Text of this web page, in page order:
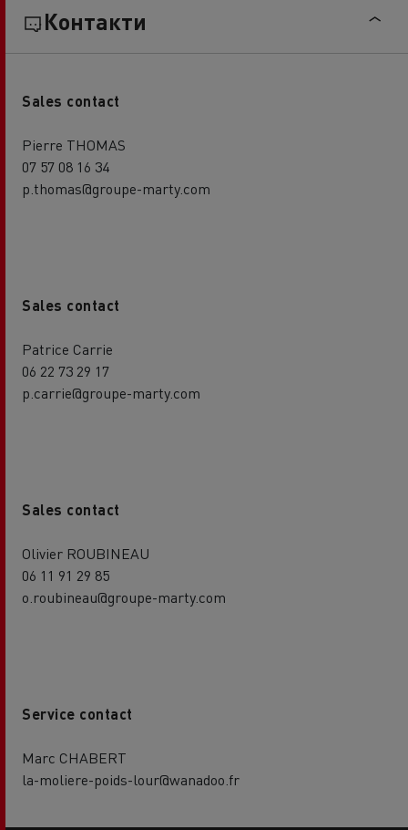
Контакти
Sales contact
Pierre THOMAS
07 57 08 16 34
p.thomas@groupe-marty.com
Sales contact
Patrice Carrie
06 22 73 29 17
p.carrie@groupe-marty.com
Sales contact
Olivier ROUBINEAU
06 11 91 29 85
o.roubineau@groupe-marty.com
Service contact
Marc CHABERT
la-moliere-poids-lour@wanadoo.fr